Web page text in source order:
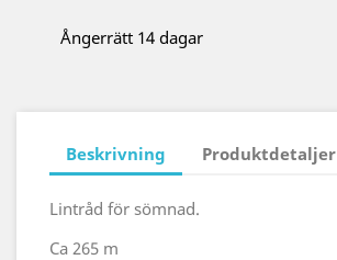
Ångerrätt 14 dagar
Beskrivning Produktdetaljer
Lintråd för sömnad.
Ca 265 m